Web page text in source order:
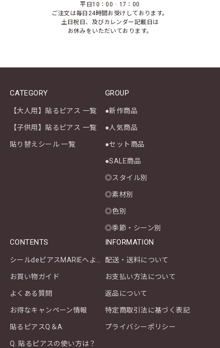
平日10：00‐17：00
ご注文は毎日24時間お受けしております。
土日祝日、及びカレンダー記載日は
お休みをいただいております。
CATEGORY
【大人用】貼るピアス 一覧
【子供用】貼るピアス 一覧
貼り替えシール 一覧
GROUP
●新作商品
●人気商品
●セット商品
●SALE商品
◎スタイル別
◎素材別
◎色別
◎季節・シーン別
CONTENTS
お買い物ガイド
よくある質問
お得なキャンペーン情報
貼るピアスQ＆A
Q. 貼るピアスの使い方は？
INFORMATION
配送・送料について
お支払い方法について
返品について
特定商取引法に基づく表記
プライバシーポリシー